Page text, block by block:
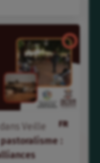
FR
dans
Veille
: